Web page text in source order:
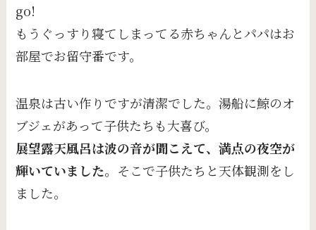
go!
もうぐっすり寝てしまってる赤ちゃんとパパはお
部屋でお留守番です。
温泉は古い作りですが清潔でした。湯船に鯨のオ
ブジェがあって子供たちも大喜び。
展望露天風呂は波の音が聞こえて、満点の夜空が
輝いていました。そこで子供たちと天体観測をし
ました。